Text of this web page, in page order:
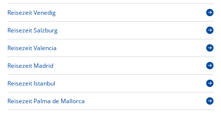
Reisezeit Venedig
Reisezeit Salzburg
Reisezeit Valencia
Reisezeit Madrid
Reisezeit Istanbul
Reisezeit Palma de Mallorca